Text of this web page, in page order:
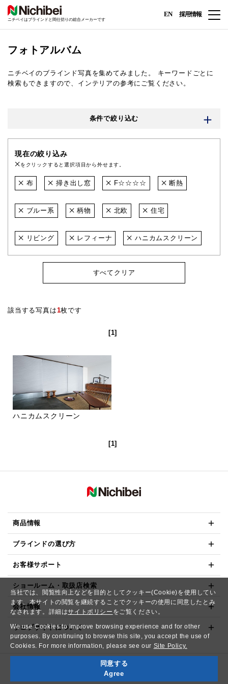
当社では、閲覧性向上などを目的としてクッキー(Cookie)を使用してい
ます。本サイトの閲覧を継続することでクッキーの使用に同意したとみ
なされます。詳細はサイトポリシー をご覧ください。
We use Cookies to improve browsing experience and for other
purposes. By continuing to browse this site, you accept the use of
Cookies. For more information, please see our Site Policy.
同意する
Agree
ニチベイはブラインドと間仕切りの総合メーカーです
EN 採用情報
フォトアルバム
ニチベイのブラインド写真を集めてみました。
キーワードごとに
検索もできますので、インテリアの参考にご覧ください。
条件で絞り込む
現在の絞り込み
をクリックすると選択項目から外せます。
布 掃き出し窓 F☆☆☆☆ 断熱
ブルー系 柄物 北欧 住宅
リビング レフィーナ ハニカムスクリーン
すべてクリア
該当する写真は1枚です
[1]
ハニカムスクリーン
[1]
商品情報
ブラインドの選び方
お客様サポート
ショールーム・取扱店検索
会社情報
ウェブサイトについて
Copyright© NICHIBEI CO.,LTD. All Rights Reserved.